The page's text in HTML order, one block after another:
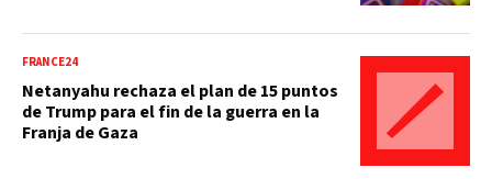
FRANCE24
Netanyahu rechaza el plan de 15 puntos
de Trump para el fin de la guerra en la
Franja de Gaza